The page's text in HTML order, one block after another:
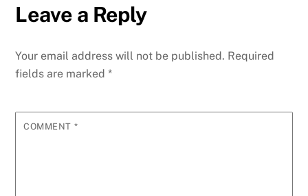
Leave a Reply
Your email address will not be published. Required
fields are marked*
COMMENT *